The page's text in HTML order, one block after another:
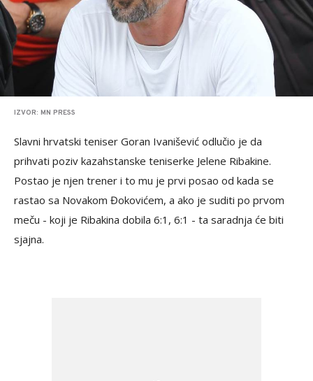
IZVOR: MN PRESS
Slavni hrvatski teniser Goran Ivanišević odlučio je da
prihvati poziv kazahstanske teniserke Jelene Ribakine.
Postao je njen trener i to mu je prvi posao od kada se
rastao sa Novakom Đokovićem, a ako je suditi po prvom
meču - koji je Ribakina dobila 6:1, 6:1 - ta saradnja će biti
sjajna.